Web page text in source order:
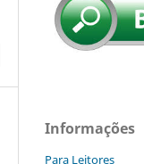
Informações
Para Leitores